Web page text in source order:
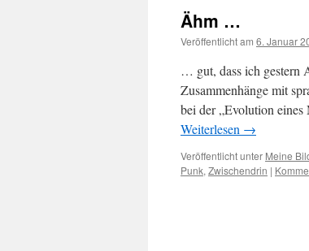
Ähm …
Veröffentlicht am 6. Januar
… gut, dass ich gestern
Zusammenhänge mit
bei der „Evolution
Weiterlesen →
Veröffentlicht unter Meine
Punk, Zwischendrin |